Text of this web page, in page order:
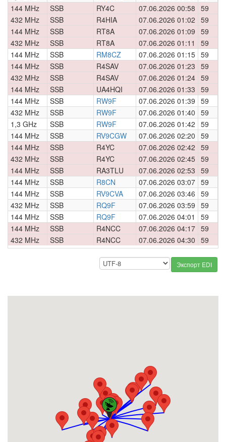
144 MHz
SSB RY4C 07.06.2026 00:58 59
432 MHz
SSB R4HIA 07.06.2026 01:02 59
144 MHz
SSB RT8A 07.06.2026 01:09 59
432 MHz
SSB RT8A 07.06.2026 01:11 59
144 MHz
SSB RM8CZ 07.06.2026 01:15 59
144 MHz
SSB R4SAV 07.06.2026 01:23 59
432 MHz
SSB R4SAV 07.06.2026 01:24 59
144 MHz
SSB UA4HQI 07.06.2026 01:33 59
144 MHz
SSB RW9F 07.06.2026 01:39 59
432 MHz
SSB RW9F 07.06.2026 01:40 59
1,3 GHz
SSB RW9F 07.06.2026 01:42 59
144 MHz
SSB RV9CGW 07.06.2026 02:20 59
144 MHz
SSB R4YC 07.06.2026 02:42 59
432 MHz
SSB R4YC 07.06.2026 02:45 59
144 MHz
SSB RA3TLU 07.06.2026 02:53 59
144 MHz
SSB R8CN 07.06.2026 03:07 59
144 MHz
SSB RV9CVA 07.06.2026 03:46 59
432 MHz
SSB RQ9F 07.06.2026 03:59 59
144 MHz
SSB RQ9F 07.06.2026 04:01 59
144 MHz
SSB R4NCC 07.06.2026 04:17 59
432 MHz
SSB R4NCC 07.06.2026 04:30 59
Экспорт EDI